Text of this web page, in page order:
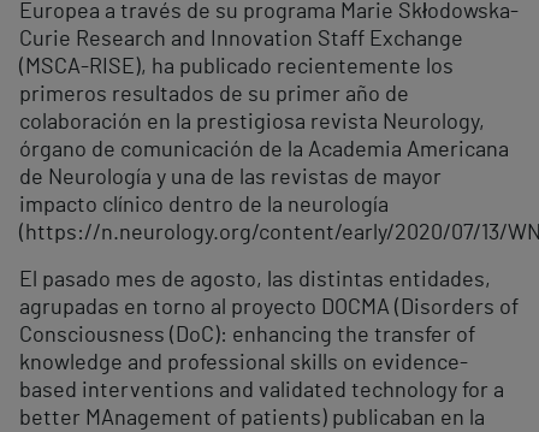
Europea a través de su programa Marie Skłodowska-
Curie Research and Innovation Staff Exchange
(MSCA-RISE), ha publicado recientemente los
primeros resultados de su primer año de
colaboración en la prestigiosa revista Neurology,
órgano de comunicación de la Academia Americana
de Neurología y una de las revistas de mayor
impacto clínico dentro de la neurología
(https://n.neurology.org/content/early/2020/07/13/
El pasado mes de agosto, las distintas entidades,
agrupadas en torno al proyecto DOCMA (Disorders of
Consciousness (DoC): enhancing the transfer of
knowledge and professional skills on evidence-
based interventions and validated technology for a
better MAnagement of patients) publicaban en la